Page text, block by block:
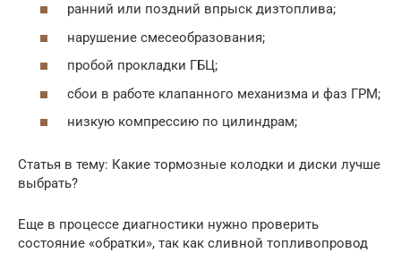
ранний или поздний впрыск дизтоплива;
нарушение смесеобразования;
пробой прокладки ГБЦ;
сбои в работе клапанного механизма и фаз ГРМ;
низкую компрессию по цилиндрам;
Статья в тему: Какие тормозные колодки и диски лучше
выбрать?
Еще в процессе диагностики нужно проверить
состояние «обратки», так как сливной топливопровод